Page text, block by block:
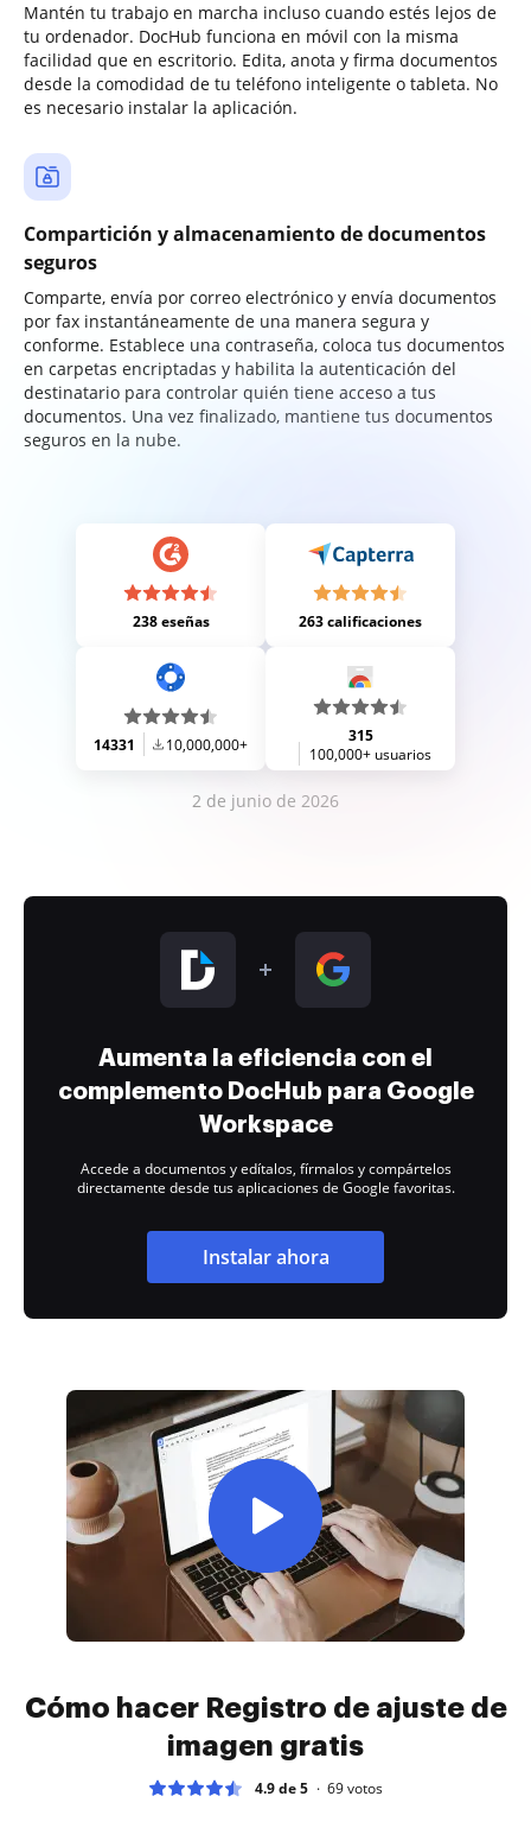
Mantén tu trabajo en marcha incluso cuando estés lejos de
tu ordenador. DocHub funciona en móvil con la misma
facilidad que en escritorio. Edita, anota y firma documentos
desde la comodidad de tu teléfono inteligente o tableta. No
es necesario instalar la aplicación.
Compartición y almacenamiento de documentos
seguros
Comparte, envía por correo electrónico y envía documentos
por fax instantáneamente de una manera segura y
conforme. Establece una contraseña, coloca tus documentos
en carpetas encriptadas y habilita la autenticación del
destinatario para controlar quién tiene acceso a tus
documentos. Una vez finalizado, mantiene tus documentos
seguros en la nube.
238 eseñas 263 calificaciones
14331 10,000,000+
315
100,000+ usuarios
2 de junio de 2026
Aumenta la eficiencia con el
complemento DocHub para Google
Workspace
Accede a documentos y edítalos, fírmalos y compártelos
directamente desde tus aplicaciones de Google favoritas.
Instalar ahora
Cómo hacer Registro de ajuste de
imagen gratis
4.9 de 5 69votos